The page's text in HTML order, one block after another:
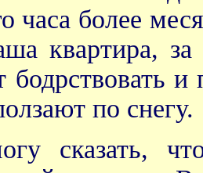
часа более
квартира,
и
по снегу.
сказать,